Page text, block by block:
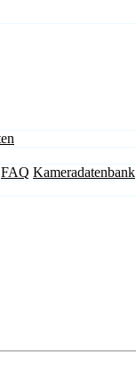
FAQ Kameradatenbank